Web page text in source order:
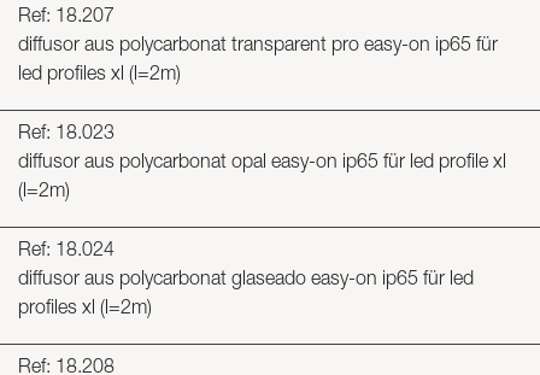
Ref: 18.207
diffusor aus polycarbonat transparent pro easy-on ip65 für
led profiles xl (l=2m)
Ref: 18.023
diffusor aus polycarbonat opal easy-on ip65 für led profile xl
(l=2m)
Ref: 18.024
diffusor aus polycarbonat glaseado easy-on ip65 für led
profiles xl (l=2m)
Ref: 18.208